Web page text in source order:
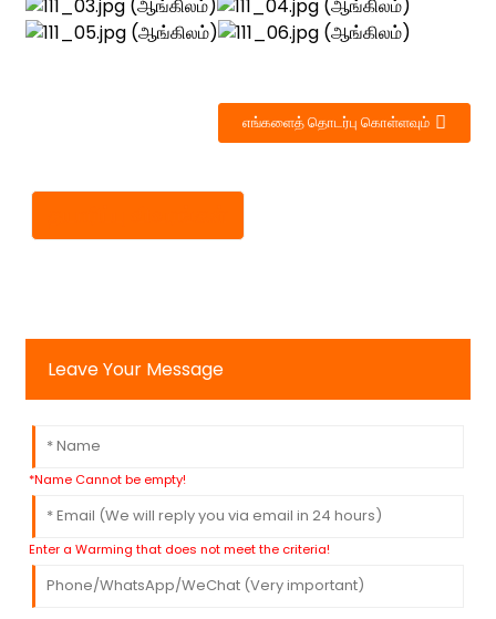
எங்களைத் தொடர்பு கொள்ளவும்
Leave Your Message
*Name Cannot be empty!
Enter a Warming that does not meet the criteria!